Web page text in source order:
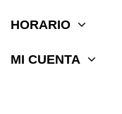
HORARIO
MI CUENTA